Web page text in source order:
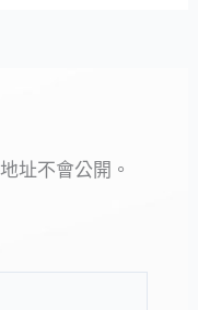
址不會公開。